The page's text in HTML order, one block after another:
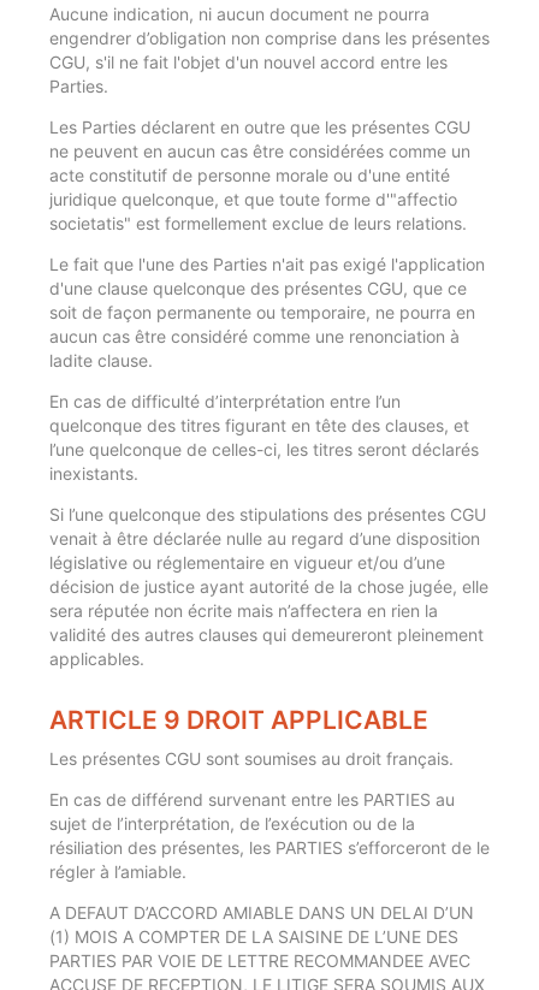
Aucune indication, ni aucun document ne pourra
engendrer d’obligation non comprise dans les présentes
CGU, s'il ne fait l'objet d'un nouvel accord entre les
Parties.
Les Parties déclarent en outre que les présentes CGU
ne peuvent en aucun cas être considérées comme un
acte constitutif de personne morale ou d'une entité
juridique quelconque, et que toute forme d'"affectio
societatis" est formellement exclue de leurs relations.
Le fait que l'une des Parties n'ait pas exigé l'application
d'une clause quelconque des présentes CGU, que ce
soit de façon permanente ou temporaire, ne pourra en
aucun cas être considéré comme une renonciation à
ladite clause.
En cas de difficulté d’interprétation entre l’un
quelconque des titres figurant en tête des clauses, et
l’une quelconque de celles-ci, les titres seront déclarés
inexistants.
Si l’une quelconque des stipulations des présentes CGU
venait à être déclarée nulle au regard d’une disposition
législative ou réglementaire en vigueur et/ou d’une
décision de justice ayant autorité de la chose jugée, elle
sera réputée non écrite mais n’affectera en rien la
validité des autres clauses qui demeureront pleinement
applicables.
ARTICLE 9 DROIT APPLICABLE
Les présentes CGU sont soumises au droit français.
En cas de différend survenant entre les PARTIES au
sujet de l’interprétation, de l’exécution ou de la
résiliation des présentes, les PARTIES s’efforceront de le
régler à l’amiable.
A DEFAUT D’ACCORD AMIABLE DANS UN DELAI D’UN
(1) MOIS A COMPTER DE LA SAISINE DE L’UNE DES
PARTIES PAR VOIE DE LETTRE RECOMMANDEE AVEC
ACCUSE DE RECEPTION, LE LITIGE SERA SOUMIS AUX